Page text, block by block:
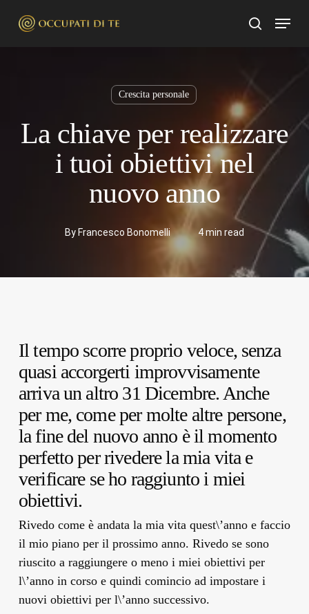
search
Menu
Crescita personale
La chiave per realizzare
i tuoi obiettivi nel
nuovo anno
By Francesco Bonomelli 4 min read
Il tempo scorre proprio veloce, senza
quasi accorgerti improvvisamente
arriva un altro 31 Dicembre. Anche
per me, come per molte altre persone,
la fine del nuovo anno è il momento
perfetto per rivedere la mia vita e
verificare se ho raggiunto i miei
obiettivi.
Rivedo come è andata la mia vita quest\’anno e faccio
il mio piano per il prossimo anno. Rivedo se sono
riuscito a raggiungere o meno i miei obiettivi per
l\’anno in corso e quindi comincio ad impostare i
nuovi obiettivi per l\’anno successivo.